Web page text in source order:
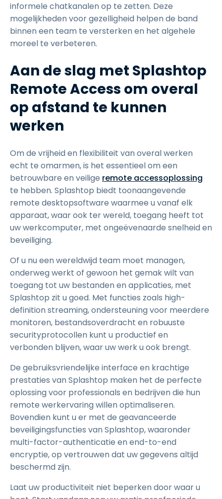
informele chatkanalen op te zetten. Deze
mogelijkheden voor gezelligheid helpen de band
binnen een team te versterken en het algehele
moreel te verbeteren.
Aan de slag met Splashtop
Remote Access om overal
op afstand te kunnen
werken
Om de vrijheid en flexibiliteit van overal werken
echt te omarmen, is het essentieel om een
betrouwbare en veilige remote accessoplossing
te hebben. Splashtop biedt toonaangevende
remote desktopsoftware waarmee u vanaf elk
apparaat, waar ook ter wereld, toegang heeft tot
uw werkcomputer, met ongeëvenaarde snelheid en
beveiliging.
Of u nu een wereldwijd team moet managen,
onderweg werkt of gewoon het gemak wilt van
toegang tot uw bestanden en applicaties, met
Splashtop zit u goed. Met functies zoals high-
definition streaming, ondersteuning voor meerdere
monitoren, bestandsoverdracht en robuuste
securityprotocollen kunt u productief en
verbonden blijven, waar uw werk u ook brengt.
De gebruiksvriendelijke interface en krachtige
prestaties van Splashtop maken het de perfecte
oplossing voor professionals en bedrijven die hun
remote werkervaring willen optimaliseren.
Bovendien kunt u er met de geavanceerde
beveiligingsfuncties van Splashtop, waaronder
multi-factor-authenticatie en end-to-end
encryptie, op vertrouwen dat uw gegevens altijd
beschermd zijn.
Laat uw productiviteit niet beperken door waar u